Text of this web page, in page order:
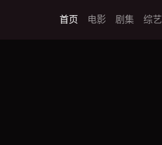
首页 电影 剧集 综艺